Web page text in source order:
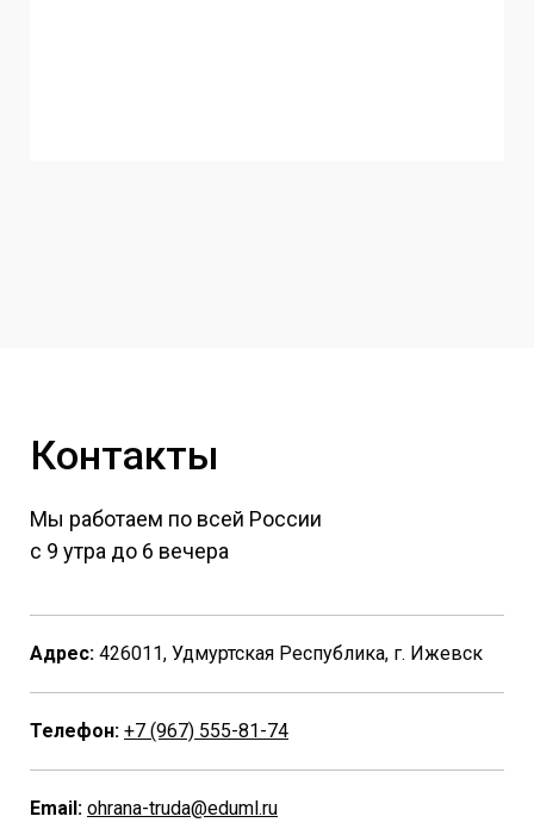
Контакты
Мы работаем по всей России
с 9 утра до 6 вечера
Адрес: 426011, Удмуртская Республика, г. Ижевск
Телефон: +7 (967) 555-81-74
Email: ohrana-truda@eduml.ru